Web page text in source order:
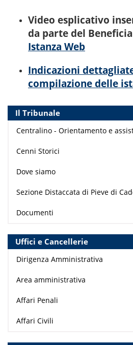
Video esplicativo
da parte del
Istanza Web
Indicazioni
compilazione delle
Il Tribunale
Centralino - Orientamento e
Cenni Storici
Dove siamo
Sezione Distaccata di Pieve di
Documenti
Uffici e Cancellerie
Dirigenza Amministrativa
Area amministrativa
Affari Penali
Affari Civili